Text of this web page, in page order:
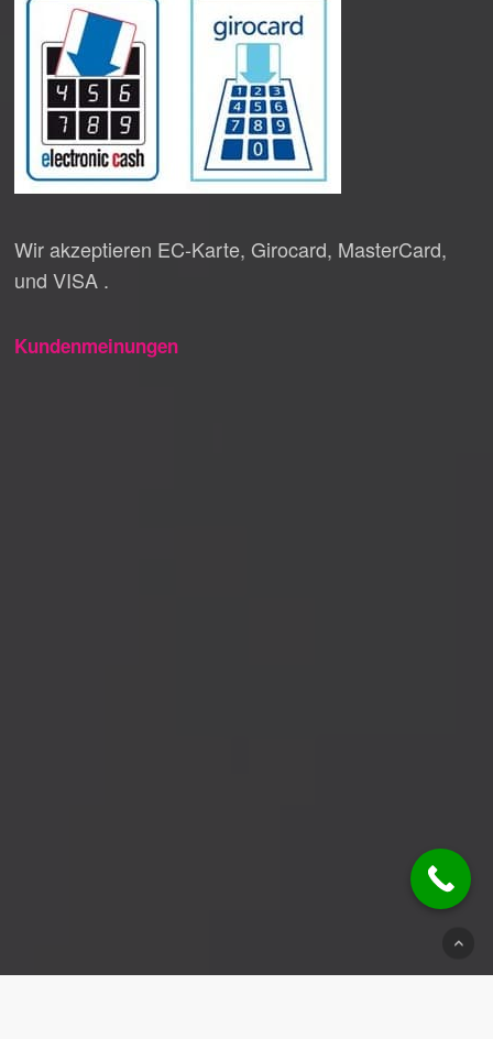
Wir akzeptieren EC-Karte, Girocard, MasterCard,
und VISA .
Kundenmeinungen